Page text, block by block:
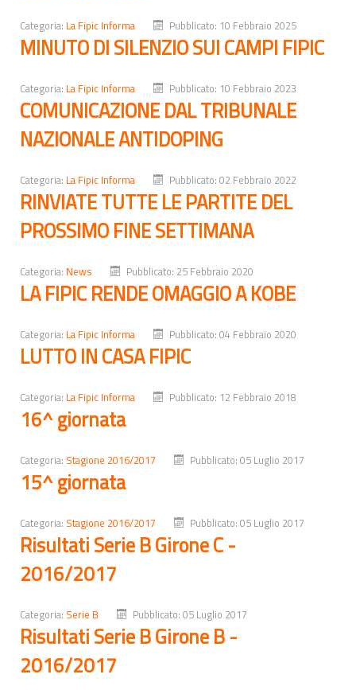
Categoria: La Fipic Informa Pubblicato: 10 Febbraio 2025
MINUTO DI SILENZIO SUI CAMPI FIPIC
Categoria: La Fipic Informa Pubblicato: 10 Febbraio 2023
COMUNICAZIONE DAL TRIBUNALE
NAZIONALE ANTIDOPING
Categoria: La Fipic Informa Pubblicato: 02 Febbraio 2022
RINVIATE TUTTE LE PARTITE DEL
PROSSIMO FINE SETTIMANA
Categoria: News Pubblicato: 25 Febbraio 2020
LA FIPIC RENDE OMAGGIO A KOBE
Categoria: La Fipic Informa Pubblicato: 04 Febbraio 2020
LUTTO IN CASA FIPIC
Categoria: La Fipic Informa Pubblicato: 12 Febbraio 2018
16^ giornata
Categoria: Stagione 2016/2017 Pubblicato: 05 Luglio 2017
15^ giornata
Categoria: Stagione 2016/2017 Pubblicato: 05 Luglio 2017
Risultati Serie B Girone C -
2016/2017
Categoria: Serie B Pubblicato: 05 Luglio 2017
Risultati Serie B Girone B -
2016/2017